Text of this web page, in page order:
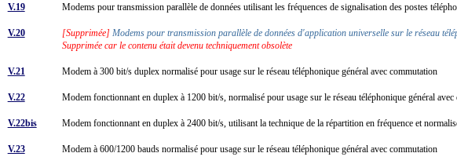
V.19 Modems pour transmission parallèle de données utilisant les fréquences de signalisation des postes
V.20 [Supprimée] Modems pour transmission parallèle de données d'application universelle sur le réseau
Supprimée car le contenu était devenu techniquement obsolète
V.21 Modem à 300 bit/s duplex normalisé pour usage sur le réseau téléphonique général avec commutation
V.22 Modem fonctionnant en duplex à 1200 bit/s, normalisé pour usage sur le réseau téléphonique général
V.22bis Modem fonctionnant en duplex à 2400 bit/s, utilisant la technique de la répartition en fréquence et
V.23 Modem à 600/1200 bauds normalisé pour usage sur le réseau téléphonique général avec commutation